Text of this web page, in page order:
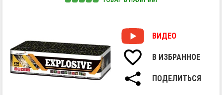
ВИДЕО
В ИЗБРАННОЕ
ПОДЕЛИТЬСЯ